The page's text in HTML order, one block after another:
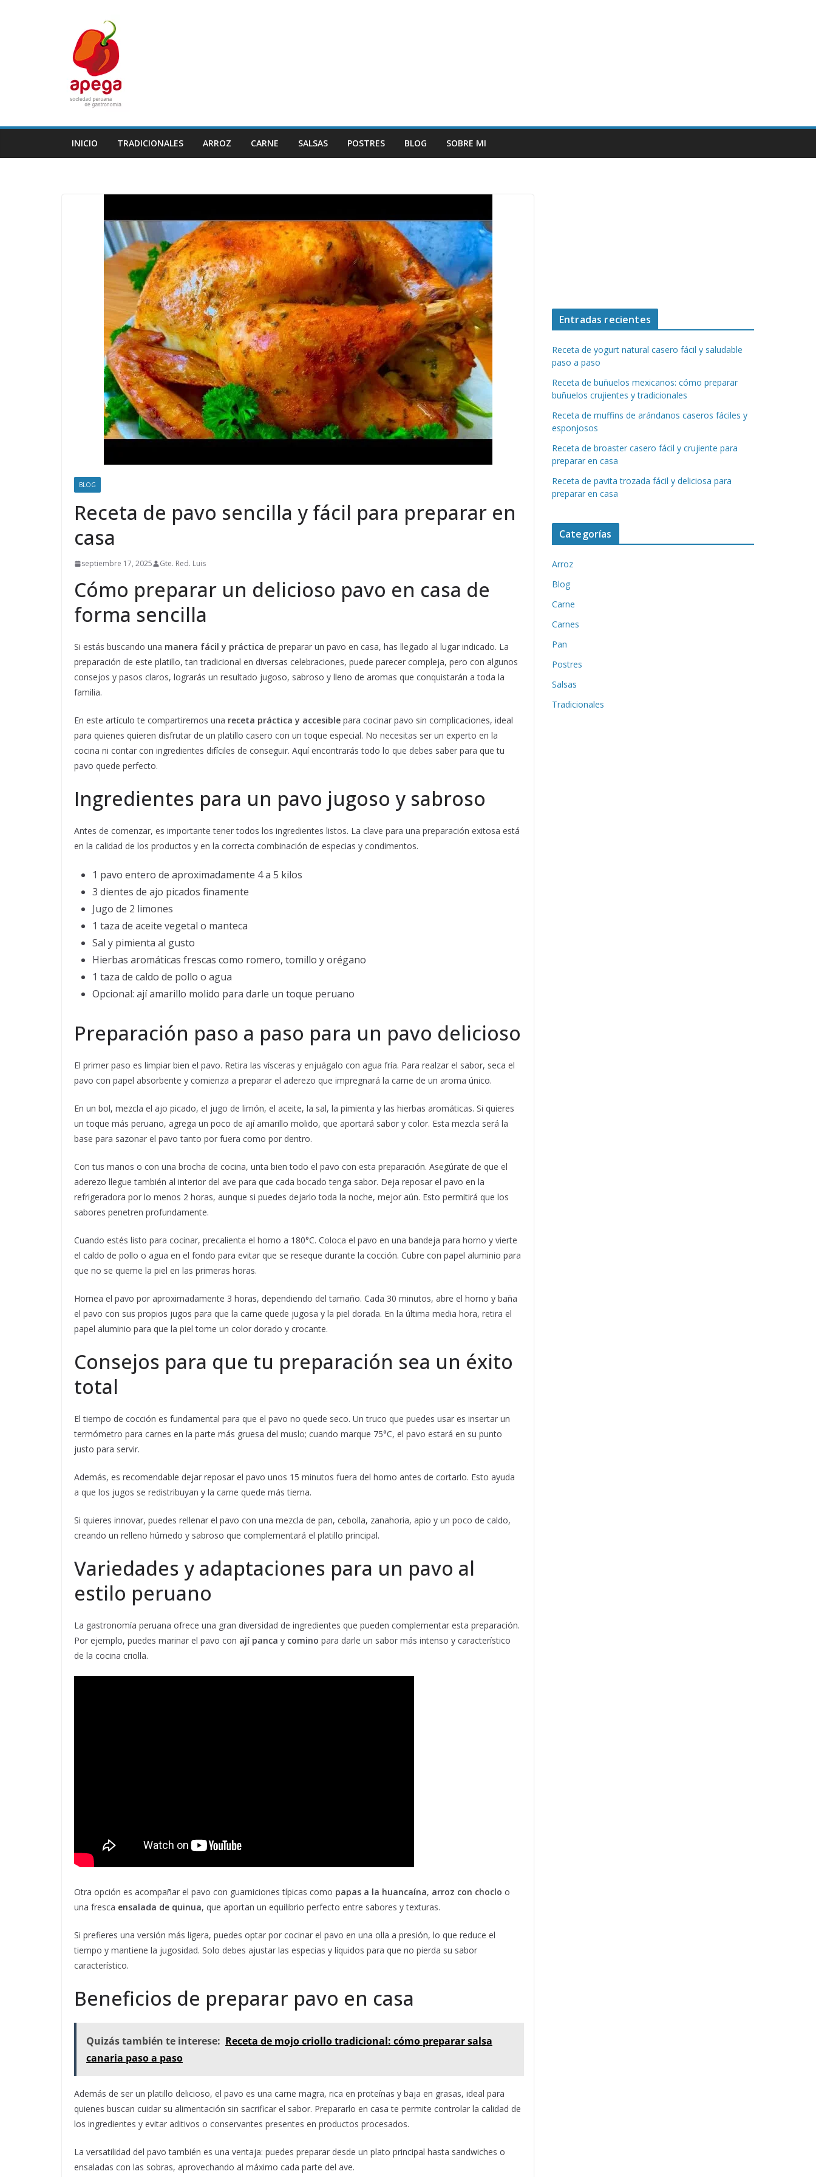
INICIO TRADICIONALES ARROZ CARNE SALSAS POSTRES BLOG SOBRE MI
BLOG
Receta de pavo sencilla y fácil para preparar en
casa
septiembre 17, 2025 Gte. Red. Luis
Cómo preparar un delicioso pavo en casa de
forma sencilla
Si estás buscando una manera fácil y práctica de preparar un pavo en casa, has llegado al lugar indicado. La
preparación de este platillo, tan tradicional en diversas celebraciones, puede parecer compleja, pero con algunos
consejos y pasos claros, lograrás un resultado jugoso, sabroso y lleno de aromas que conquistarán a toda la
familia.
En este artículo te compartiremos una receta práctica y accesible para cocinar pavo sin complicaciones, ideal
para quienes quieren disfrutar de un platillo casero con un toque especial. No necesitas ser un experto en la
cocina ni contar con ingredientes difíciles de conseguir. Aquí encontrarás todo lo que debes saber para que tu
pavo quede perfecto.
Ingredientes para un pavo jugoso y sabroso
Antes de comenzar, es importante tener todos los ingredientes listos. La clave para una preparación exitosa está
en la calidad de los productos y en la correcta combinación de especias y condimentos.
1 pavo entero de aproximadamente 4 a 5 kilos
3 dientes de ajo picados finamente
Jugo de 2 limones
1 taza de aceite vegetal o manteca
Sal y pimienta al gusto
Hierbas aromáticas frescas como romero, tomillo y orégano
1 taza de caldo de pollo o agua
Opcional: ají amarillo molido para darle un toque peruano
Preparación paso a paso para un pavo delicioso
El primer paso es limpiar bien el pavo. Retira las vísceras y enjuágalo con agua fría. Para realzar el sabor, seca el
pavo con papel absorbente y comienza a preparar el aderezo que impregnará la carne de un aroma único.
En un bol, mezcla el ajo picado, el jugo de limón, el aceite, la sal, la pimienta y las hierbas aromáticas. Si quieres
un toque más peruano, agrega un poco de ají amarillo molido, que aportará sabor y color. Esta mezcla será la
base para sazonar el pavo tanto por fuera como por dentro.
Con tus manos o con una brocha de cocina, unta bien todo el pavo con esta preparación. Asegúrate de que el
aderezo llegue también al interior del ave para que cada bocado tenga sabor. Deja reposar el pavo en la
refrigeradora por lo menos 2 horas, aunque si puedes dejarlo toda la noche, mejor aún. Esto permitirá que los
sabores penetren profundamente.
Cuando estés listo para cocinar, precalienta el horno a 180°C. Coloca el pavo en una bandeja para horno y vierte
el caldo de pollo o agua en el fondo para evitar que se reseque durante la cocción. Cubre con papel aluminio para
que no se queme la piel en las primeras horas.
Hornea el pavo por aproximadamente 3 horas, dependiendo del tamaño. Cada 30 minutos, abre el horno y baña
el pavo con sus propios jugos para que la carne quede jugosa y la piel dorada. En la última media hora, retira el
papel aluminio para que la piel tome un color dorado y crocante.
Consejos para que tu preparación sea un éxito
total
El tiempo de cocción es fundamental para que el pavo no quede seco. Un truco que puedes usar es insertar un
termómetro para carnes en la parte más gruesa del muslo; cuando marque 75°C, el pavo estará en su punto
justo para servir.
Además, es recomendable dejar reposar el pavo unos 15 minutos fuera del horno antes de cortarlo. Esto ayuda
a que los jugos se redistribuyan y la carne quede más tierna.
Si quieres innovar, puedes rellenar el pavo con una mezcla de pan, cebolla, zanahoria, apio y un poco de caldo,
creando un relleno húmedo y sabroso que complementará el platillo principal.
Variedades y adaptaciones para un pavo al
estilo peruano
La gastronomía peruana ofrece una gran diversidad de ingredientes que pueden complementar esta preparación.
Por ejemplo, puedes marinar el pavo con ají panca y comino para darle un sabor más intenso y característico
de la cocina criolla.
Otra opción es acompañar el pavo con guarniciones típicas como papas a la huancaína, arroz con choclo o
una fresca ensalada de quinua, que aportan un equilibrio perfecto entre sabores y texturas.
Si prefieres una versión más ligera, puedes optar por cocinar el pavo en una olla a presión, lo que reduce el
tiempo y mantiene la jugosidad. Solo debes ajustar las especias y líquidos para que no pierda su sabor
característico.
Beneficios de preparar pavo en casa
Quizás también te interese: Receta de mojo criollo tradicional: cómo preparar salsa
canaria paso a paso
Además de ser un platillo delicioso, el pavo es una carne magra, rica en proteínas y baja en grasas, ideal para
quienes buscan cuidar su alimentación sin sacrificar el sabor. Prepararlo en casa te permite controlar la calidad de
los ingredientes y evitar aditivos o conservantes presentes en productos procesados.
La versatilidad del pavo también es una ventaja: puedes preparar desde un plato principal hasta sandwiches o
ensaladas con las sobras, aprovechando al máximo cada parte del ave.
Entradas recientes
Receta de yogurt natural casero fácil y saludable
paso a paso
Receta de buñuelos mexicanos: cómo preparar
buñuelos crujientes y tradicionales
Receta de muffins de arándanos caseros fáciles y
esponjosos
Receta de broaster casero fácil y crujiente para
preparar en casa
Receta de pavita trozada fácil y deliciosa para
preparar en casa
Categorías
Arroz
Blog
Carne
Carnes
Pan
Postres
Salsas
Tradicionales